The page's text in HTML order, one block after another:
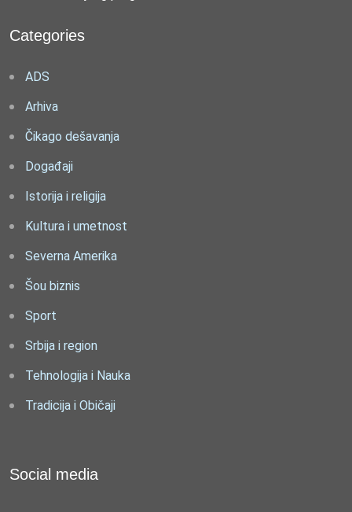
Categories
ADS
Arhiva
Čikago dešavanja
Događaji
Istorija i religija
Kultura i umetnost
Severna Amerika
Šou biznis
Sport
Srbija i region
Tehnologija i Nauka
Tradicija i Običaji
Social media